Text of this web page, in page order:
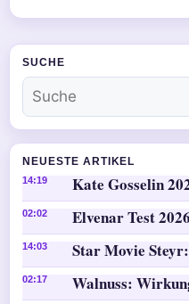
SUCHE
NEUESTE ARTIKEL
14:19 Kate Gosselin
02:02 Elvenar Test
14:03 Star Movie
02:17 Walnuss: